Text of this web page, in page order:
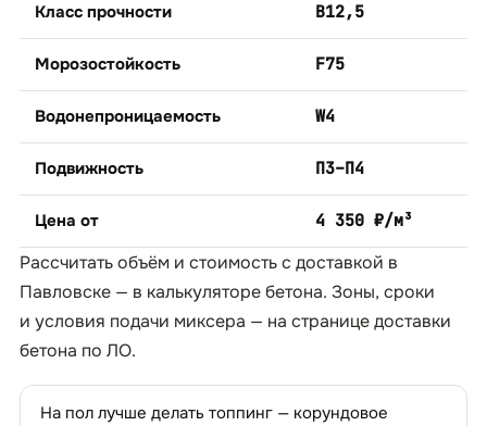
Класс прочности B12,5
Морозостойкость F75
Водонепроницаемость W4
Подвижность П3–П4
Цена от 4 350 ₽/м³
Рассчитать объём и стоимость с доставкой в
Павловске — в калькуляторе бетона. Зоны, сроки
и условия подачи миксера — на страницедоставки
бетона по ЛО.
На пол лучше делать топпинг — корундовое